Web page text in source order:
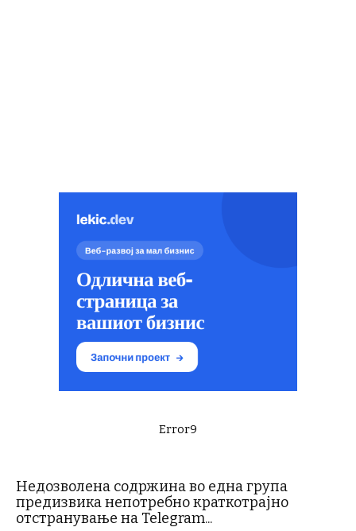
Error9
Недозволена содржина во една група
предизвика непотребно краткотрајно
отстранување на Telegram...